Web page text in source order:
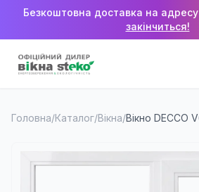
Безкоштовна доставка на адресу
закінчиться!
Головна/Каталог/Вікна/